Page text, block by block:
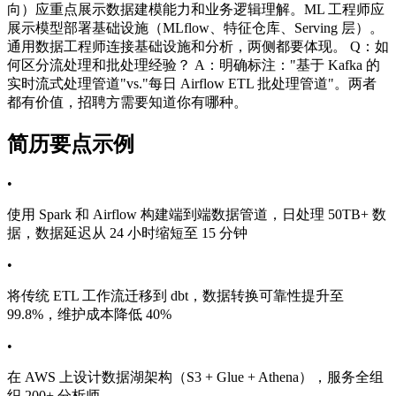
向）应重点展示数据建模能力和业务逻辑理解。ML 工程师应
展示模型部署基础设施（MLflow、特征仓库、Serving 层）。
通用数据工程师连接基础设施和分析，两侧都要体现。 Q：如
何区分流处理和批处理经验？ A：明确标注："基于 Kafka 的
实时流式处理管道"vs."每日 Airflow ETL 批处理管道"。两者
都有价值，招聘方需要知道你有哪种。
简历要点示例
•
使用 Spark 和 Airflow 构建端到端数据管道，日处理 50TB+ 数
据，数据延迟从 24 小时缩短至 15 分钟
•
将传统 ETL 工作流迁移到 dbt，数据转换可靠性提升至
99.8%，维护成本降低 40%
•
在 AWS 上设计数据湖架构（S3 + Glue + Athena），服务全组